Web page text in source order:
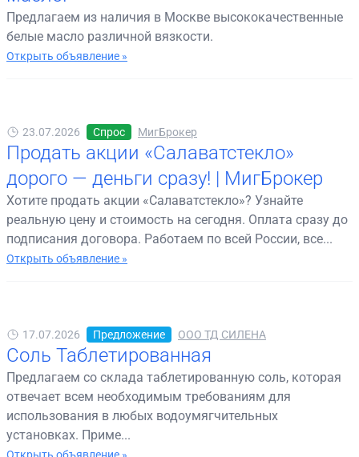
Предлагаем из наличия в Москве высококачественные
белые масло различной вязкости.
Открыть объявление »
23.07.2026 Спрос МигБрокер
Продать акции «Салаватстекло»
дорого — деньги сразу! | МигБрокер
Хотите продать акции «Салаватстекло»? Узнайте
реальную цену и стоимость на сегодня. Оплата сразу до
подписания договора. Работаем по всей России, все...
Открыть объявление »
17.07.2026 Предложение ООО ТД СИЛЕНА
Соль Таблетированная
Предлагаем со склада таблетированную соль, которая
отвечает всем необходимым требованиям для
использования в любых водоумягчительных
установках. Приме...